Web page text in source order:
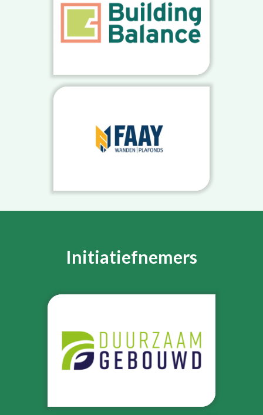
Initiatiefnemers